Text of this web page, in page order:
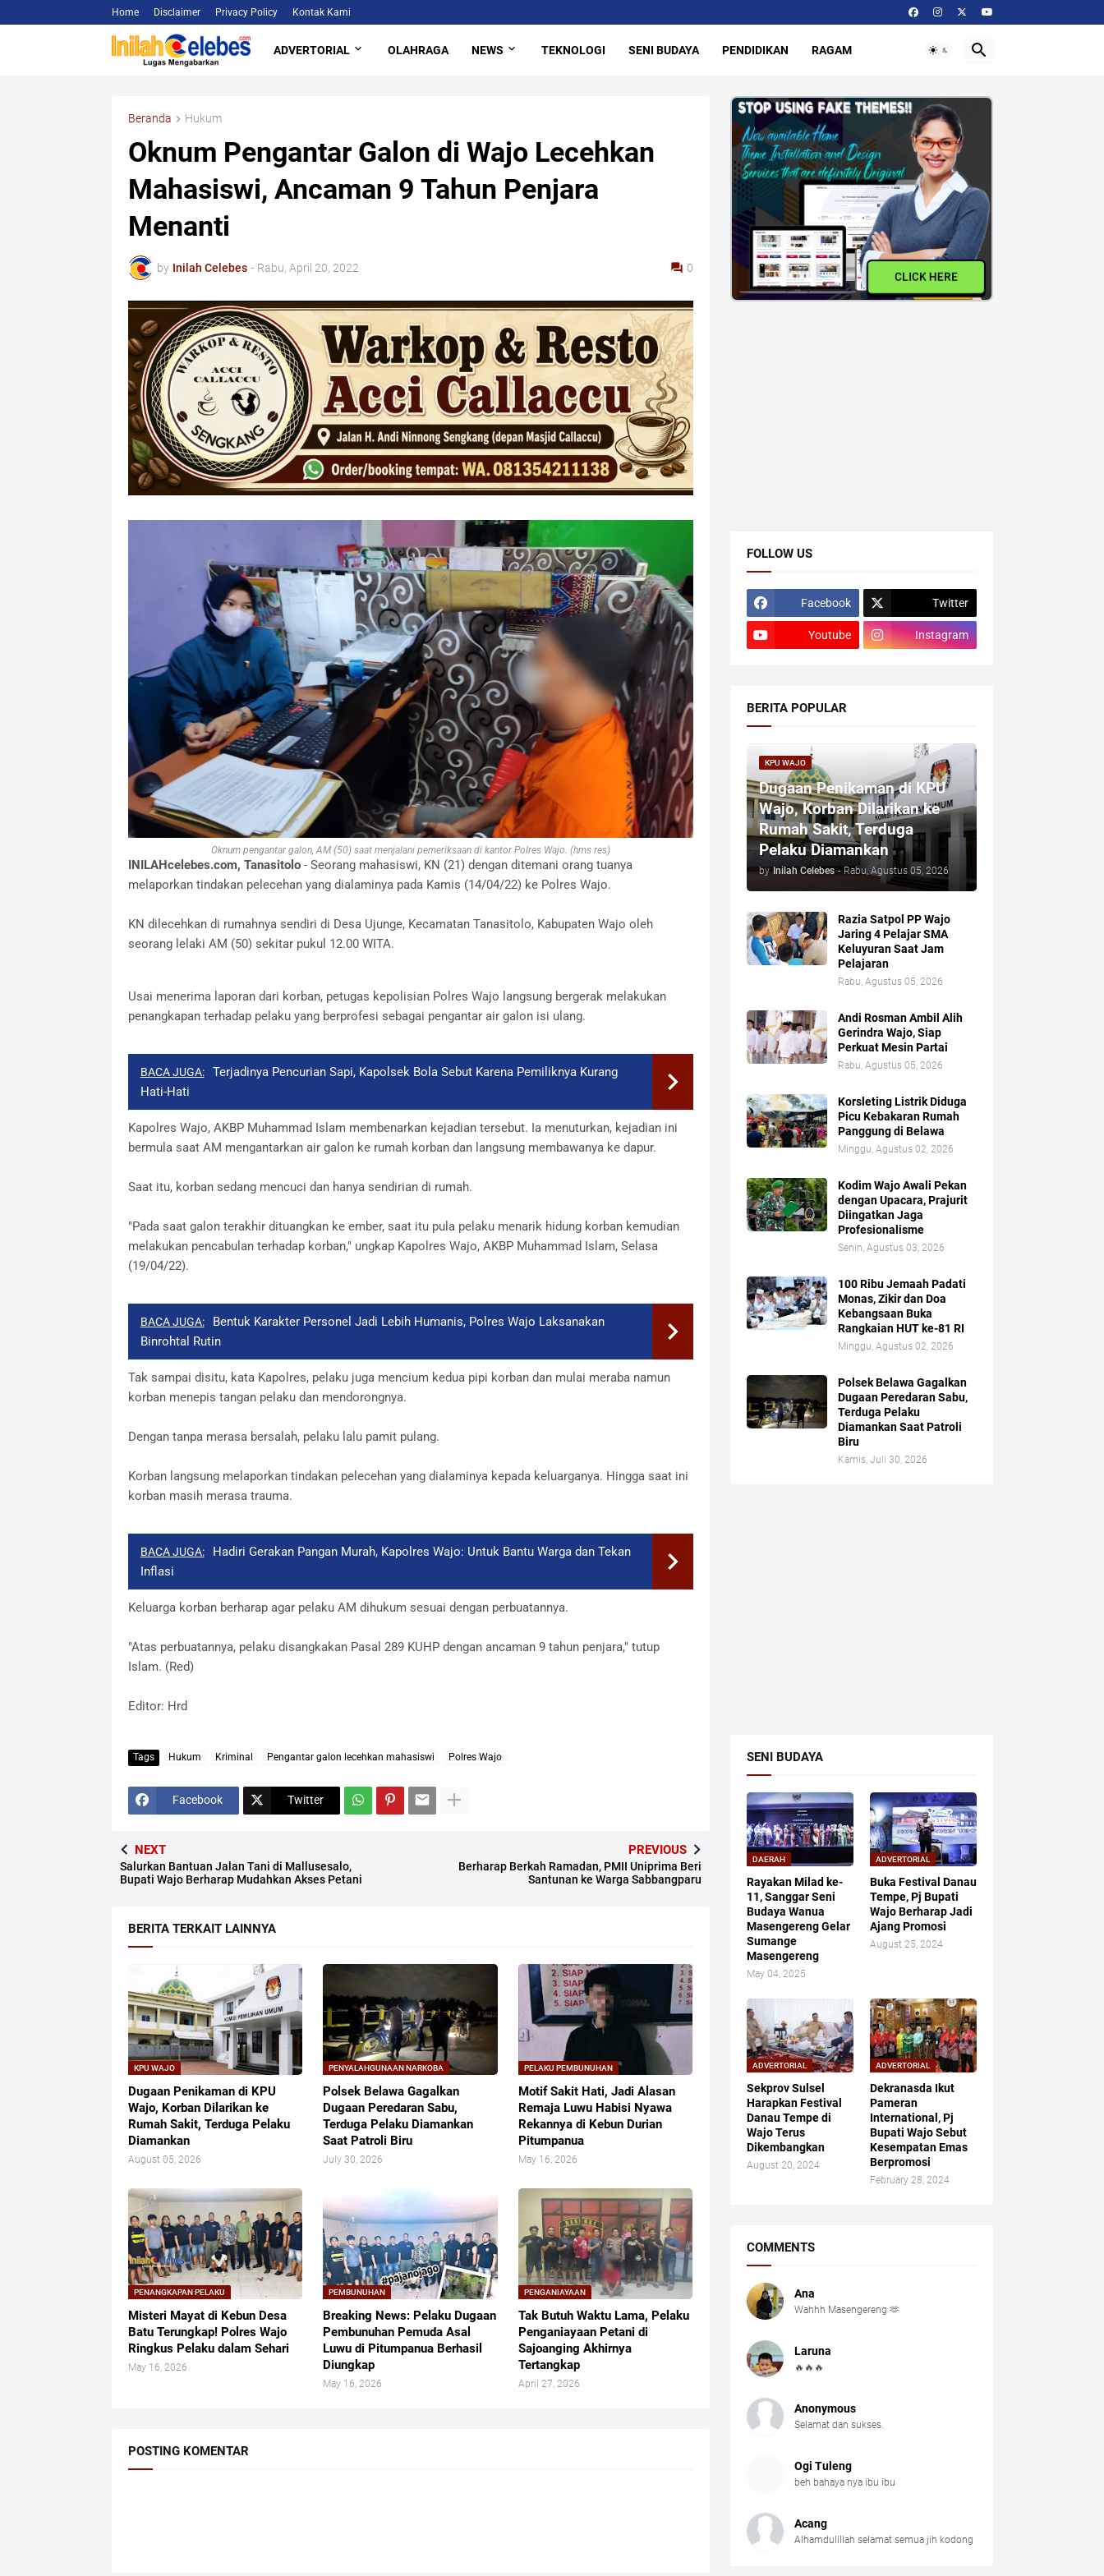
Home Disclaimer Privacy Policy Kontak Kami
ADVERTORIAL OLAHRAGA NEWS TEKNOLOGI SENI BUDAYA PENDIDIKAN RAGAM
Beranda Hukum
Oknum Pengantar Galon di Wajo Lecehkan
Mahasiswi, Ancaman 9 Tahun Penjara
Menanti
by Inilah Celebes - Rabu, April 20, 2022 0
Oknum pengantar galon, AM (50) saat menjalani pemeriksaan di kantor Polres Wajo. (hms res)
INILAHcelebes.com, Tanasitolo- Seorang mahasiswi, KN (21) dengan ditemani orang tuanya
melaporkan tindakan pelecehan yang dialaminya pada Kamis (14/04/22) ke Polres Wajo.
KN dilecehkan di rumahnya sendiri di Desa Ujunge, Kecamatan Tanasitolo, Kabupaten Wajo oleh
seorang lelaki AM (50) sekitar pukul 12.00 WITA.
Usai menerima laporan dari korban, petugas kepolisian Polres Wajo langsung bergerak melakukan
penangkapan terhadap pelaku yang berprofesi sebagai pengantar air galon isi ulang.
BACA JUGA:
Terjadinya Pencurian Sapi, Kapolsek Bola Sebut Karena Pemiliknya Kurang
Hati-Hati
Kapolres Wajo, AKBP Muhammad Islam membenarkan kejadian tersebut. Ia menuturkan, kejadian ini
bermula saat AM mengantarkan air galon ke rumah korban dan langsung membawanya ke dapur.
Saat itu, korban sedang mencuci dan hanya sendirian di rumah.
"Pada saat galon terakhir dituangkan ke ember, saat itu pula pelaku menarik hidung korban kemudian
melakukan pencabulan terhadap korban," ungkap Kapolres Wajo, AKBP Muhammad Islam, Selasa
(19/04/22).
BACA JUGA:
Bentuk Karakter Personel Jadi Lebih Humanis, Polres Wajo Laksanakan
Binrohtal Rutin
Tak sampai disitu, kata Kapolres, pelaku juga mencium kedua pipi korban dan mulai meraba namun
korban menepis tangan pelaku dan mendorongnya.
Dengan tanpa merasa bersalah, pelaku lalu pamit pulang.
Korban langsung melaporkan tindakan pelecehan yang dialaminya kepada keluarganya. Hingga saat ini
korban masih merasa trauma.
BACA JUGA:
Hadiri Gerakan Pangan Murah, Kapolres Wajo: Untuk Bantu Warga dan Tekan
Inflasi
Keluarga korban berharap agar pelaku AM dihukum sesuai dengan perbuatannya.
"Atas perbuatannya, pelaku disangkakan Pasal 289 KUHP dengan ancaman 9 tahun penjara," tutup
Islam. (Red)
Editor: Hrd
Tags Hukum Kriminal Pengantar galon lecehkan mahasiswi Polres Wajo
Facebook Twitter
NEXT
Salurkan Bantuan Jalan Tani di Mallusesalo,
Bupati Wajo Berharap Mudahkan Akses Petani
PREVIOUS
Berharap Berkah Ramadan, PMII Uniprima Beri
Santunan ke Warga Sabbangparu
BERITA TERKAIT LAINNYA
KPU WAJO
Dugaan Penikaman di KPU
Wajo, Korban Dilarikan ke
Rumah Sakit, Terduga Pelaku
Diamankan
August 05, 2026
PENYALAHGUNAAN NARKOBA
Polsek Belawa Gagalkan
Dugaan Peredaran Sabu,
Terduga Pelaku Diamankan
Saat Patroli Biru
July 30, 2026
PELAKU PEMBUNUHAN
Motif Sakit Hati, Jadi Alasan
Remaja Luwu Habisi Nyawa
Rekannya di Kebun Durian
Pitumpanua
May 16, 2026
PENANGKAPAN PELAKU
Misteri Mayat di Kebun Desa
Batu Terungkap! Polres Wajo
Ringkus Pelaku dalam Sehari
May 16, 2026
PEMBUNUHAN
Breaking News: Pelaku Dugaan
Pembunuhan Pemuda Asal
Luwu di Pitumpanua Berhasil
Diungkap
May 16, 2026
PENGANIAYAAN
Tak Butuh Waktu Lama, Pelaku
Penganiayaan Petani di
Sajoanging Akhirnya
Tertangkap
April 27, 2026
POSTING KOMENTAR
CLICK HERE
FOLLOW US
Facebook Twitter
Youtube Instagram
BERITA POPULAR
KPU WAJO
Dugaan Penikaman di KPU
Wajo, Korban Dilarikan ke
Rumah Sakit, Terduga
Pelaku Diamankan
by Inilah Celebes - Rabu, Agustus 05, 2026
Razia Satpol PP Wajo
Jaring 4 Pelajar SMA
Keluyuran Saat Jam
Pelajaran
Rabu, Agustus 05, 2026
Andi Rosman Ambil Alih
Gerindra Wajo, Siap
Perkuat Mesin Partai
Rabu, Agustus 05, 2026
Korsleting Listrik Diduga
Picu Kebakaran Rumah
Panggung di Belawa
Minggu, Agustus 02, 2026
Kodim Wajo Awali Pekan
dengan Upacara, Prajurit
Diingatkan Jaga
Profesionalisme
Senin, Agustus 03, 2026
100 Ribu Jemaah Padati
Monas, Zikir dan Doa
Kebangsaan Buka
Rangkaian HUT ke-81 RI
Minggu, Agustus 02, 2026
Polsek Belawa Gagalkan
Dugaan Peredaran Sabu,
Terduga Pelaku
Diamankan Saat Patroli
Biru
Kamis, Juli 30, 2026
SENI BUDAYA
DAERAH
Rayakan Milad ke-
11, Sanggar Seni
Budaya Wanua
Masengereng Gelar
Sumange
Masengereng
May 04, 2025
ADVERTORIAL
Buka Festival Danau
Tempe, Pj Bupati
Wajo Berharap Jadi
Ajang Promosi
August 25, 2024
ADVERTORIAL
Sekprov Sulsel
Harapkan Festival
Danau Tempe di
Wajo Terus
Dikembangkan
August 20, 2024
ADVERTORIAL
Dekranasda Ikut
Pameran
International, Pj
Bupati Wajo Sebut
Kesempatan Emas
Berpromosi
February 28, 2024
COMMENTS
Ana
Wahhh Masengereng 🫶
Laruna
🔥🔥🔥
Anonymous
Selamat dan sukses.
Ogi Tuleng
beh bahaya nya ibu ibu
Acang
Alhamdulillah selamat semua jih kodong